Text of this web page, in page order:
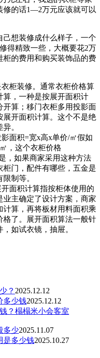
修的话1—2万元应该就可以
想装修成什么样子，一个
得精致一些，大概要花2万
柜的费用和购买装饰品的费
柜装修。通常衣柜价格算
算，一种是按展开面积计
算；移门衣柜多用投影面
开面积计算。这个不是绝
。
面积=宽x高x单价/㎡假如
，这个衣柜价格
，如果商家采用这种方法
门，配件有哪些，五金是
制等。
面积计算指按柜体使用的
主确定了设计方案，商家
算，再将板材用料面积乘
格了。展开面积算法一般针
如试衣镜，抽屉。
？ 2025.12.12
多少钱2025.12.12
？榻榻米小会客室
多少2025.11.07
是多少钱2025.10.27